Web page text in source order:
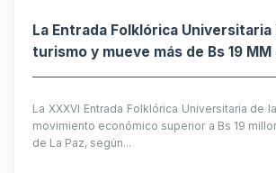
La Entrada Folklórica Universitaria
turismo y mueve más de Bs 19 MM
La XXXVI Entrada Folklórica Universitaria de
movimiento económico superior a Bs 19
de La Paz, según...